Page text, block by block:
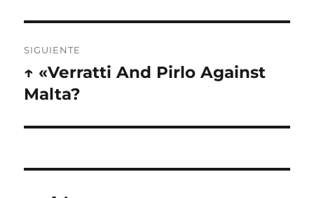
SIGUIENTE
Entrada
siguiente:
↑ «Verratti And Pirlo Against
Malta?